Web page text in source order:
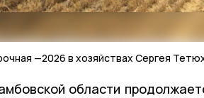
—2026 в хозяйствах Сергея
области